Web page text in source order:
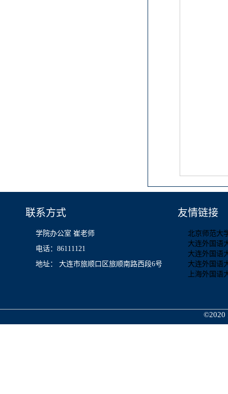
联系方式
学院办公室 崔老师
电话：86111121
地址： 大连市旅顺口区旅顺南路西段6号
友情链接
北京师范大
大连外国语
大连外国语
大连外国语
上海外国语
©2020